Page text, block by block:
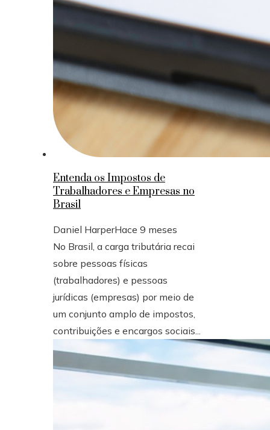
Entenda os Impostos de
Trabalhadores e Empresas no
Brasil
Daniel HarperHace 9 meses
No Brasil, a carga tributária recai
sobre pessoas físicas
(trabalhadores) e pessoas
jurídicas (empresas) por meio de
um conjunto amplo de impostos,
contribuições e encargos sociais...